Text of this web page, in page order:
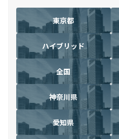
東京都
ハイブリッド
全国
神奈川県
愛知県